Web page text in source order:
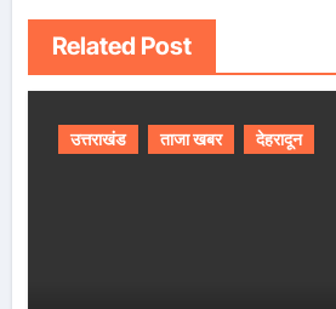
Related Post
उत्तराखंड ताजा खबर देहरादून